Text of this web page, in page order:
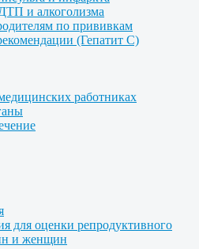
и алкоголизма
по прививкам
(Гепатит С)
работниках
для оценки репродуктивного
и женщин